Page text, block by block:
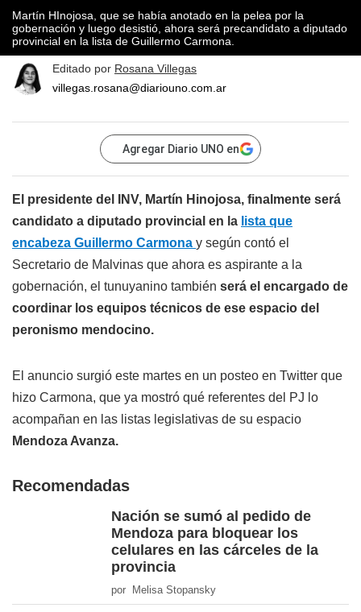
Martín HInojosa, que se había anotado en la pelea por la
gobernación y luego desistió, ahora será precandidato a diputado
provincial en la lista de Guillermo Carmona.
Editado por Rosana Villegas
villegas.rosana@diariouno.com.ar
Agregar Diario UNO en
El presidente del INV, Martín Hinojosa, finalmente será
candidato a diputado provincial en la lista que
encabeza Guillermo Carmona y según contó el
Secretario de Malvinas que ahora es aspirante a la
gobernación, el tunuyanino también será el encargado de
coordinar los equipos técnicos de ese espacio del
peronismo mendocino.
El anuncio surgió este martes en un posteo en Twitter que
hizo Carmona, que ya mostró qué referentes del PJ lo
acompañan en las listas legislativas de su espacio
Mendoza Avanza.
Recomendadas
Nación se sumó al pedido de
Mendoza para bloquear los
celulares en las cárceles de la
provincia
por Melisa Stopansky